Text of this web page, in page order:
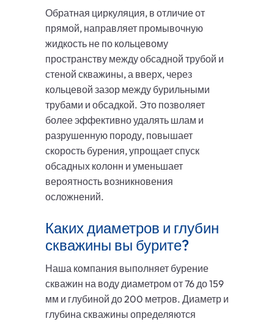
Обратная циркуляция, в отличие от
прямой, направляет промывочную
жидкость не по кольцевому
пространству между обсадной трубой и
стеной скважины, а вверх, через
кольцевой зазор между бурильными
трубами и обсадкой. Это позволяет
более эффективно удалять шлам и
разрушенную породу, повышает
скорость бурения, упрощает спуск
обсадных колонн и уменьшает
вероятность возникновения
осложнений.
Каких диаметров и глубин
скважины вы бурите?
Наша компания выполняет бурение
скважин на воду диаметром от 76 до 159
мм и глубиной до 200 метров. Диаметр и
глубина скважины определяются